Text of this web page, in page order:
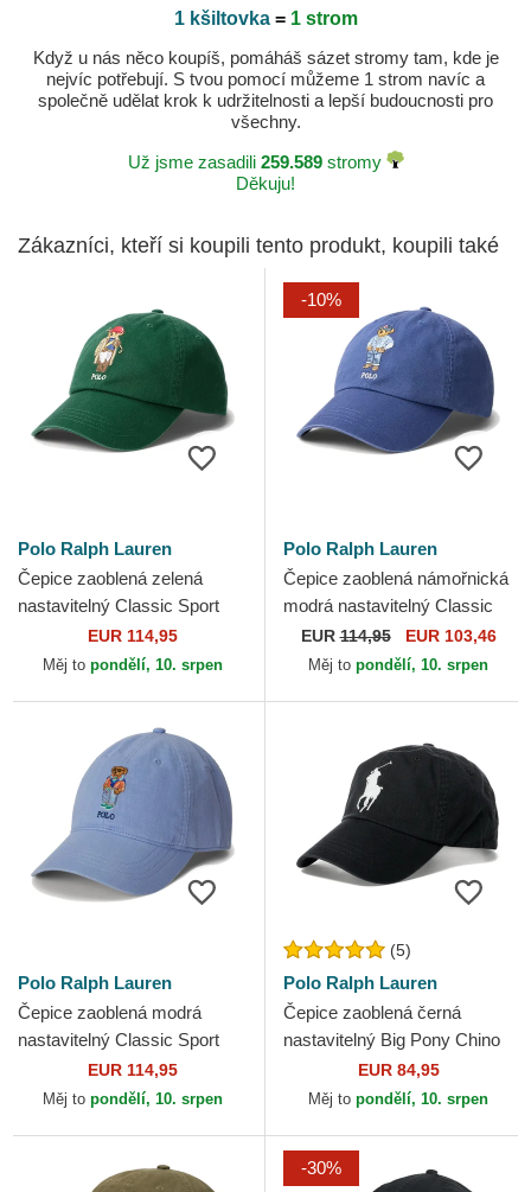
1 kšiltovka= 1 strom
Když u nás něco koupíš, pomáháš sázet stromy tam, kde je
nejvíc potřebují. S tvou pomocí můžeme 1 strom navíc a
společně udělat krok k udržitelnosti a lepší budoucnosti pro
všechny.
Už jsme zasadili 259.589stromy
Děkuju!
Zákazníci, kteří si koupili tento produkt, koupili také
Polo Ralph Lauren
Čepice zaoblená zelená
nastavitelný Classic Sport
Twill Bear Polo Ralph Lauren
EUR 114,95
Měj to pondělí, 10. srpen
-10%
Polo Ralph Lauren
Čepice zaoblená námořnická
modrá nastavitelný Classic
Sport Twill Bear Polo Ralph
Lauren
EUR114,95 EUR 103,46
Měj to pondělí, 10. srpen
Polo Ralph Lauren
Čepice zaoblená modrá
nastavitelný Classic Sport
Twill Bear Polo Ralph Lauren
EUR 114,95
Měj to pondělí, 10. srpen
(5)
Polo Ralph Lauren
Čepice zaoblená černá
nastavitelný Big Pony Chino
Classic Sport Polo Ralph
Lauren
EUR 84,95
Měj to pondělí, 10. srpen
-30%